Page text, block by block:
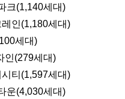
크(1,140세대)
인(1,180세대)
세대)
인(279세대)
티(1,597세대)
운(4,030세대)